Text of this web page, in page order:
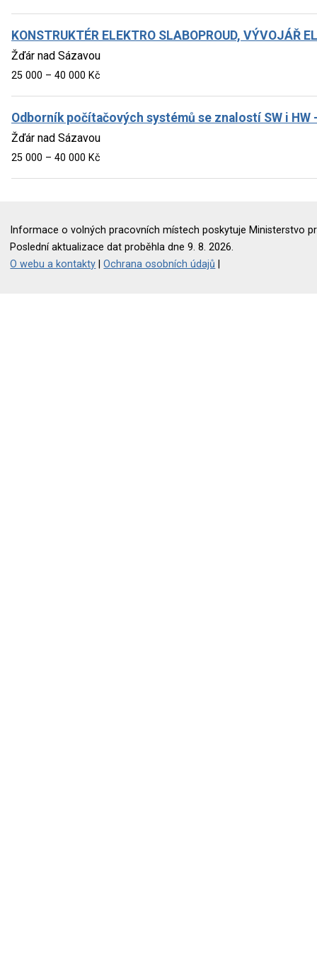
KONSTRUKTÉR ELEKTRO SLABOPROUD, VÝVOJÁŘ
Žďár nad Sázavou
25 000 – 40 000 Kč
Odborník počítačových systémů se znalostí SW i HW
Žďár nad Sázavou
25 000 – 40 000 Kč
Informace o volných pracovních místech poskytuje Ministerstvo
Poslední aktualizace dat proběhla dne 9. 8. 2026.
O webu a kontakty |Ochrana osobních údajů